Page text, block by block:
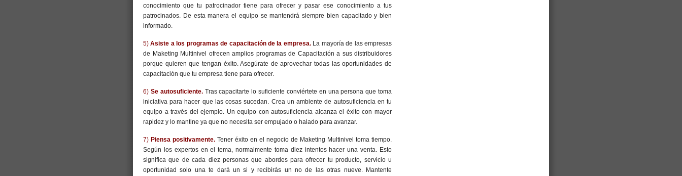
conocimiento que tu patrocinador tiene para ofrecer y pasar ese conocimiento a tus
patrocinados. De esta manera el equipo se mantendrá siempre bien capacitado y bien
informado.
5)Asiste a los programas de capacitación de la empresa.La mayoría de las empresas
de Maketing Multinivel ofrecen amplios programas de Capacitación a sus distribuidores
porque quieren que tengan éxito. Asegúrate de aprovechar todas las oportunidades de
capacitación que tu empresa tiene para ofrecer.
6) Se autosuficiente. Tras capacitarte lo suficiente conviértete en una persona que toma
iniciativa para hacer que las cosas sucedan. Crea un ambiente de autosuficiencia en tu
equipo a través del ejemplo. Un equipo con autosuficiencia alcanza el éxito con mayor
rapidez y lo mantine ya que no necesita ser empujado o halado para avanzar.
7) Piensa positivamente. Tener éxito en el negocio de Maketing Multinivel toma tiempo.
Según los expertos en el tema, normalmente toma diez intentos hacer una venta. Esto
significa que de cada diez personas que abordes para ofrecer tu producto, servicio u
oportunidad solo una te dará un si y recibirás un no de las otras nueve. Mantente